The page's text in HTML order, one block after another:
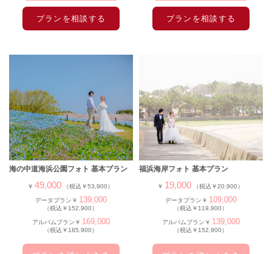
プランを相談する プランを相談する
海の中道海浜公園フォト 基本プラン
￥ 49,000 （税込￥53,900）
データプラン￥ 139,000
（税込￥152,900）
アルバムプラン￥ 169,000
（税込￥185,900）
福浜海岸フォト 基本プラン
￥ 19,000 （税込￥20,900）
データプラン￥ 109,000
（税込￥119,900）
アルバムプラン￥ 139,000
（税込￥152,900）